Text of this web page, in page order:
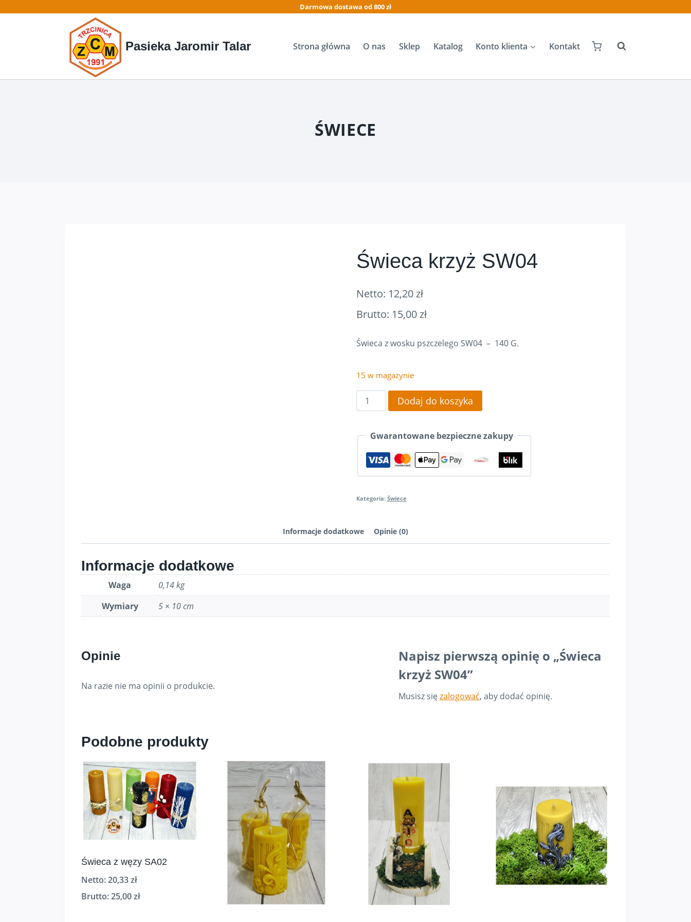
Darmowa dostawa od 800 zł
Pasieka Jaromir Talar Strona główna O nas Sklep Katalog Konto klienta Kontakt
ŚWIECE
Świeca krzyż SW04
Netto: 12,20zł
Brutto: 15,00zł
Świeca z wosku pszczelego SW04 – 140 G.
15 w magazynie
ilość
Świeca
krzyż
Dodaj do koszyka
Gwarantowane bezpieczne zakupy
Kategoria: Świece
Informacje dodatkowe Opinie (0)
Informacje dodatkowe
Waga
0,14 kg
Wymiary
5 × 10 cm
Opinie
Na razie nie ma opinii o produkcie.
Napisz pierwszą opinię o „Świeca
krzyż SW04”
Musisz sięzalogować, aby dodać opinię.
Podobne produkty
Świeca z węzy SA02
Netto:20,33zł
Brutto:25,00zł